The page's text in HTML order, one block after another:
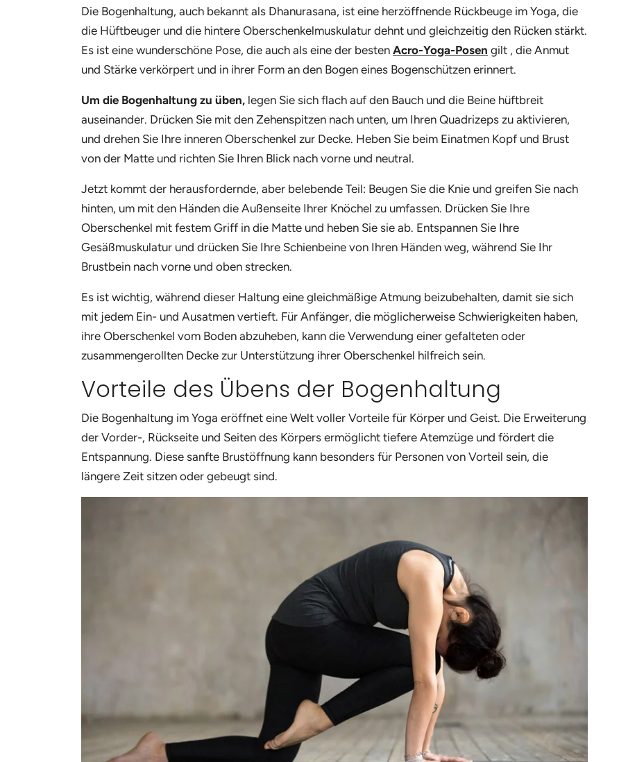
Die Bogenhaltung, auch bekannt als Dhanurasana, ist eine herzöffnende Rückbeuge im Yoga, die
die Hüftbeuger und die hintere Oberschenkelmuskulatur dehnt und gleichzeitig den Rücken stärkt.
Es ist eine wunderschöne Pose, die auch als eine der besten Acro-Yoga-Posen gilt , die Anmut
und Stärke verkörpert und in ihrer Form an den Bogen eines Bogenschützen erinnert.
Um die Bogenhaltung zu üben, legen Sie sich flach auf den Bauch und die Beine hüftbreit
auseinander. Drücken Sie mit den Zehenspitzen nach unten, um Ihren Quadrizeps zu aktivieren,
und drehen Sie Ihre inneren Oberschenkel zur Decke. Heben Sie beim Einatmen Kopf und Brust
von der Matte und richten Sie Ihren Blick nach vorne und neutral.
Jetzt kommt der herausfordernde, aber belebende Teil: Beugen Sie die Knie und greifen Sie nach
hinten, um mit den Händen die Außenseite Ihrer Knöchel zu umfassen. Drücken Sie Ihre
Oberschenkel mit festem Griff in die Matte und heben Sie sie ab. Entspannen Sie Ihre
Gesäßmuskulatur und drücken Sie Ihre Schienbeine von Ihren Händen weg, während Sie Ihr
Brustbein nach vorne und oben strecken.
Es ist wichtig, während dieser Haltung eine gleichmäßige Atmung beizubehalten, damit sie sich
mit jedem Ein- und Ausatmen vertieft. Für Anfänger, die möglicherweise Schwierigkeiten haben,
ihre Oberschenkel vom Boden abzuheben, kann die Verwendung einer gefalteten oder
zusammengerollten Decke zur Unterstützung ihrer Oberschenkel hilfreich sein.
Vorteile des Übens der Bogenhaltung
Die Bogenhaltung im Yoga eröffnet eine Welt voller Vorteile für Körper und Geist. Die Erweiterung
der Vorder-, Rückseite und Seiten des Körpers ermöglicht tiefere Atemzüge und fördert die
Entspannung. Diese sanfte Brustöffnung kann besonders für Personen von Vorteil sein, die
längere Zeit sitzen oder gebeugt sind.